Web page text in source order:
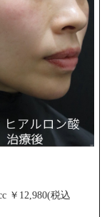
￥12,980(税込